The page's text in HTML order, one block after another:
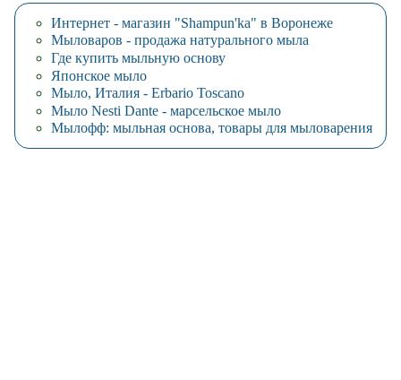
Интернет - магазин "Shampun'ka" в Воронеже
Мыловаров - продажа натурального мыла
Где купить мыльную основу
Японское мыло
Мыло, Италия - Erbario Toscano
Мыло Nesti Dante - марсельское мыло
Мылофф: мыльная основа, товары для мыловарения